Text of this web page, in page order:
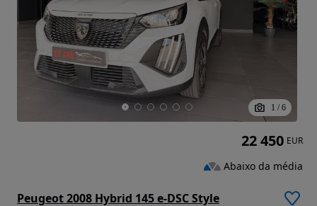
1 / 6
Peugeot 2008 Hybrid 145 e-DSC Style
22 450 EUR
Abaixo da média